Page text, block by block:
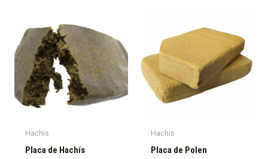
Hachis
Placa de Hachís
Hachis
Placa de Polen